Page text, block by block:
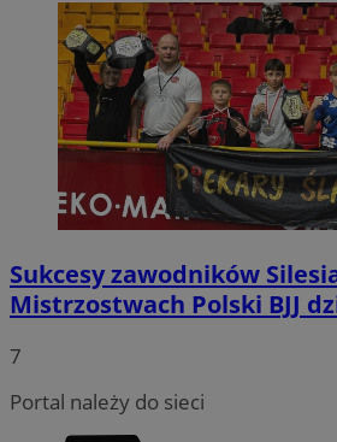
Sukcesy zawodników
Mistrzostwach Polski BJJ
7
Portal należy do sieci